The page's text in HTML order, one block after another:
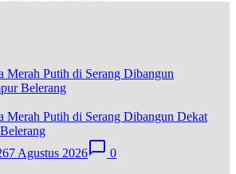
Merah Putih di Serang Dibangun Dekat
7 Agustus 2026 0